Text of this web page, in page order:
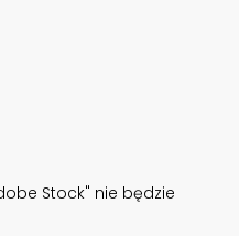
Stock" nie będzie